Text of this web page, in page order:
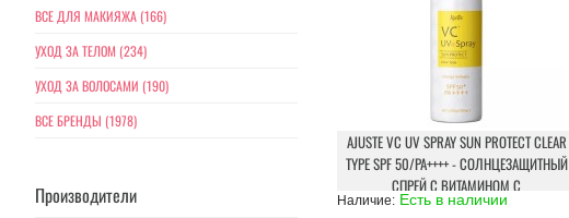
ВСЕ ДЛЯ МАКИЯЖА (166)
УХОД ЗА ТЕЛОМ (234)
УХОД ЗА ВОЛОСАМИ (190)
ВСЕ БРЕНДЫ (1978)
Производители
AJUSTE VC UV SPRAY SUN PROTECT CLEAR
TYPE SPF 50/PA++++ - СОЛНЦЕЗАЩИТНЫЙ
СПРЕЙ С ВИТАМИНОМ С
Наличие: Есть в наличии